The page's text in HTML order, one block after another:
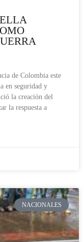
de Colombia este
en seguridad y
la creación del
la respuesta a
NACIONALES